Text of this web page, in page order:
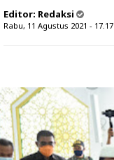
Editor: Redaksi
Rabu, 11 Agustus 2021 - 17.17